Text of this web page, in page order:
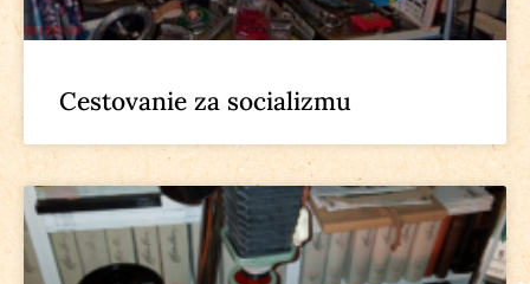
Cestovanie za socializmu